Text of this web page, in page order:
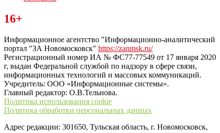
Читайте последние новости дня в Тульской области на сайте
“ЗаНовомосковск”
16+
Информационное агентство "Информационно-аналитический
портал "ЗА Новомосковск" https://zanmsk.ru/
Регистрационный номер ИА № ФС77-77549 от 17 января 2020
г, выдан Федеральной службой по надзору в сфере связи,
информационных технологий и массовых коммуникаций.
Учредитель: ООО «Информационные системы».
Главный редактор: О.В.Тельнова.
Политика использования cookie
Политика обработки персональных данных
Адрес редакции: 301650, Тульская область, г. Новомосковск,